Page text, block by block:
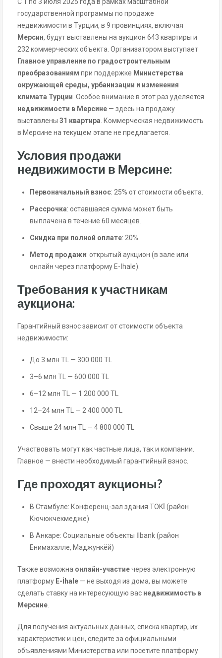
государственной программы по продаже
недвижимости в Турции, в 9 провинциях, включая
Мерсин, будут выставлены на аукцион 643 квартиры и
232 коммерческих объекта. Организатором выступает
Главное управление по градостроительным
преобразованиям при поддержке Министерства
окружающей среды, урбанизации и изменения
климата Турции . Особое внимание в этот раз уделяется
недвижимости в Мерсине — здесь на продажу
выставлены 31 квартира . Коммерческая недвижимость
в Мерсине на текущем этапе не предлагается.
Условия продажи
недвижимости в Мерсине:
Первоначальный взнос: 25% от стоимости объекта.
Рассрочка: оставшаяся сумма может быть
выплачена в течение 60 месяцев.
Скидка при полной оплате: 20%.
Метод продажи: открытый аукцион (в зале или
онлайн через платформу E-İhale).
Требования к участникам
аукциона:
Гарантийный взнос зависит от стоимости объекта
недвижимости:
До 3 млн TL — 300 000 TL
3–6 млн TL — 600 000 TL
6–12 млн TL — 1 200 000 TL
12–24 млн TL — 2 400 000 TL
Свыше 24 млн TL — 4 800 000 TL
Участвовать могут как частные лица, так и компании.
Главное — внести необходимый гарантийный взнос.
Где проходят аукционы?
В Стамбуле: Конференц-зал здания TOKİ (район
Кючюкчекмедже)
В Анкаре: Социальные объекты İlbank (район
Енимахалле, Маджункёй)
Также возможна онлайн-участиечерез электронную
платформу E-İhale — не выходя из дома, вы можете
сделать ставку на интересующую вас недвижимость в
Мерсине
Для получения актуальных данных, списка квартир, их
характеристик и цен, следите за официальными
объявлениями Министерства или посетите платформу